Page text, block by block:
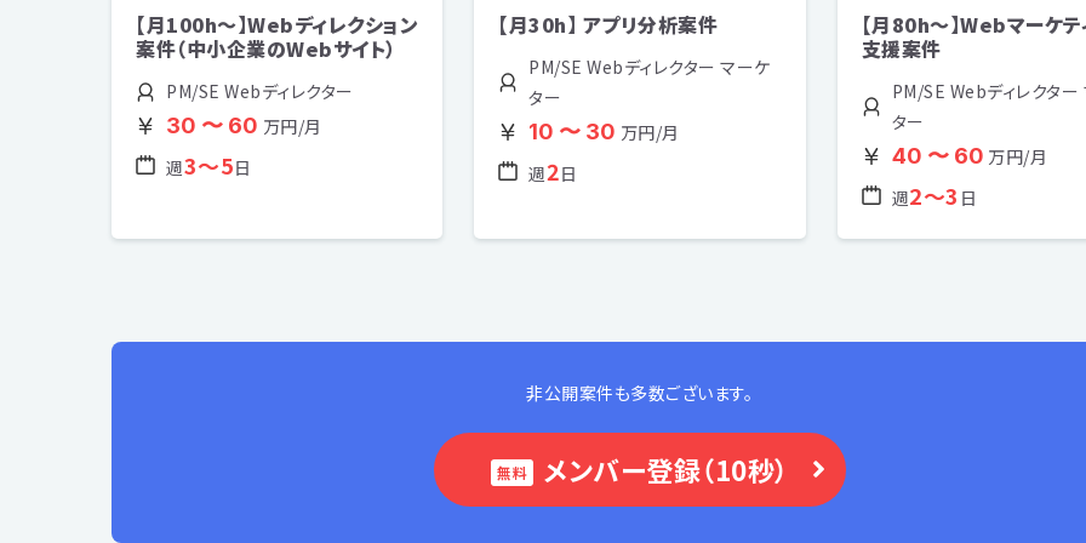
【月100h～】Webディレクション
案件（中小企業のWebサイト）
PM/SE Webディレクター
30 〜 60 万円/月
週3〜5日
【月30h】 アプリ分析案件
PM/SE Webディレクター マーケ
ター
10 〜 30 万円/月
週2日
【月80h〜】Webマーケテ
支援案件
PM/SE Webディレクター
ター
40 〜 60 万円/月
週2〜3 日
非公開案件も多数ございます。
無料 メンバー登録（10秒）